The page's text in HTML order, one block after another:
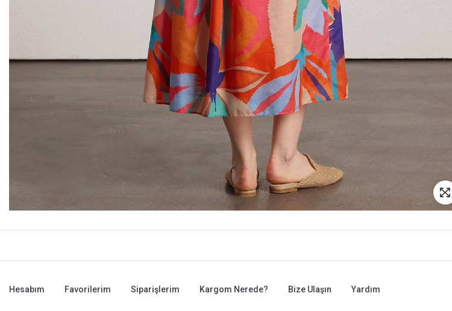
Hesabım Favorilerim Siparişlerim Kargom Nerede? Bize Ulaşın Yardım